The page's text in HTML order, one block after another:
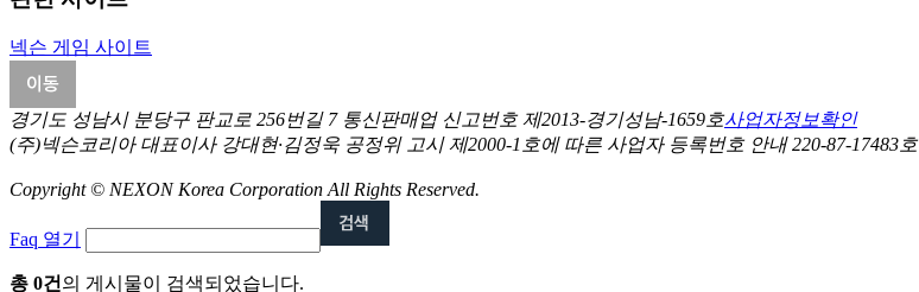
넥슨 게임 사이트
경기도 성남시 분당구 판교로 256번길 7 통신판매업 신고번호 제2013-경기성남-1659호사업자정보확인
(주)넥슨코리아 대표이사 강대현∙김정욱 공정위 고시 제2000-1호에 따른 사업자 등록번호 안내 220-87-17483호
Copyright © NEXON Korea Corporation All Rights Reserved.
Faq 열기
총 0건의 게시물이 검색되었습니다.